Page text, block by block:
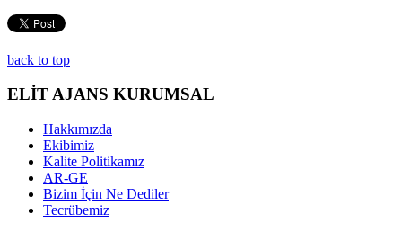
back to top
ELİT AJANS KURUMSAL
Hakkımızda
Ekibimiz
Kalite Politikamız
AR-GE
Bizim İçin Ne Dediler
Tecrübemiz